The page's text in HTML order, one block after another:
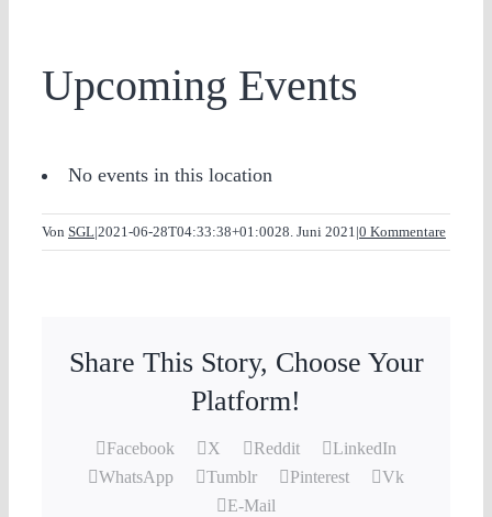
Upcoming Events
No events in this location
Von SGL|2021-06-28T04:33:38+01:0028. Juni 2021|0 Kommentare
Share This Story, Choose Your
Platform!
Facebook X Reddit
LinkedIn
WhatsApp
Tumblr Pinterest
Vk
E-Mail